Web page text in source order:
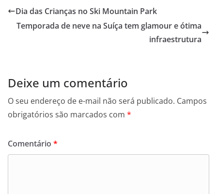
Dia das Crianças no Ski Mountain Park
Temporada de neve na Suíça tem glamour e ótima
infraestrutura
Deixe um comentário
O seu endereço de e-mail não será publicado. Campos
obrigatórios são marcados com *
Comentário *